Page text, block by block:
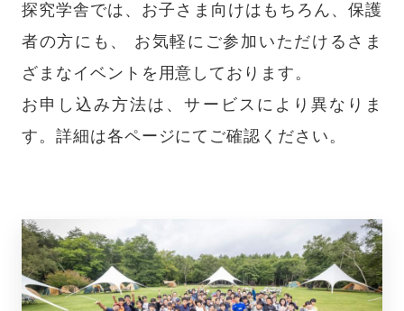
探究学舎では、お子さま向けはもちろん、保護
者の方にも、
お気軽にご参加いただけるさま
ざまなイベントを用意しております。
お申し込み方法は、サービスにより異なりま
す。詳細は各ページにてご確認ください。